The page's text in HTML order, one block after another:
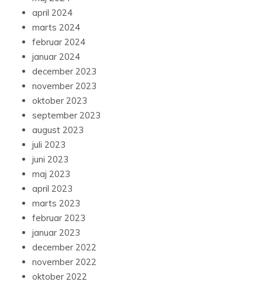
april 2024
marts 2024
februar 2024
januar 2024
december 2023
november 2023
oktober 2023
september 2023
august 2023
juli 2023
juni 2023
maj 2023
april 2023
marts 2023
februar 2023
januar 2023
december 2022
november 2022
oktober 2022